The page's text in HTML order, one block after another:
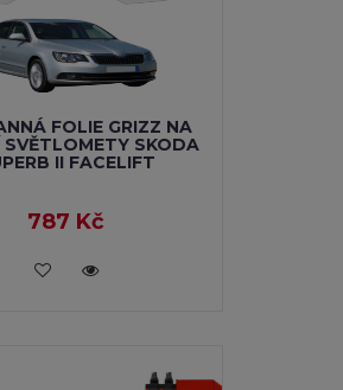
FOLIE GRIZZ NA
SVĚTLOMETY SKODA
II FACELIFT
787 Kč
DO KOŠÍKU